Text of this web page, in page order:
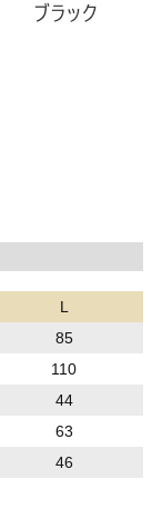
L
85
110
44
63
46